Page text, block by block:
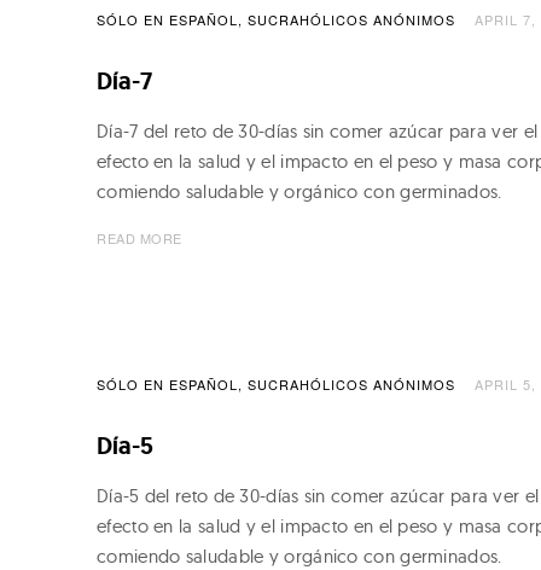
e
'
s
L
i
v
F
o
o
d
s
SÓLO EN ESPAÑOL SUCRAHÓLICOS ANÓNIMOS APRIL 7,
Día-7
Día-7 del reto de 30-días sin comer azúcar para ver el
efecto en la salud y el impacto en el peso y masa
comiendo saludable y orgánico con germinados.
READ MORE
SÓLO EN ESPAÑOL SUCRAHÓLICOS ANÓNIMOS APRIL 5,
Día-5
Día-5 del reto de 30-días sin comer azúcar para ver el
efecto en la salud y el impacto en el peso y masa
comiendo saludable y orgánico con germinados.